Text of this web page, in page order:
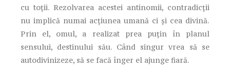
cu toţii. Rezolvarea acestei antinomii, contradicţii
nu implică numai acţiunea umană ci şi cea divină.
Prin el, omul, a realizat prea puţin în planul
sensului, destinului său. Când singur vrea să se
autodivinizeze, să se facă înger el ajunge fiară.